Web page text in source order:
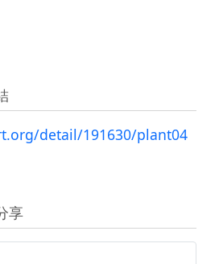
detail/191630/plant04
享